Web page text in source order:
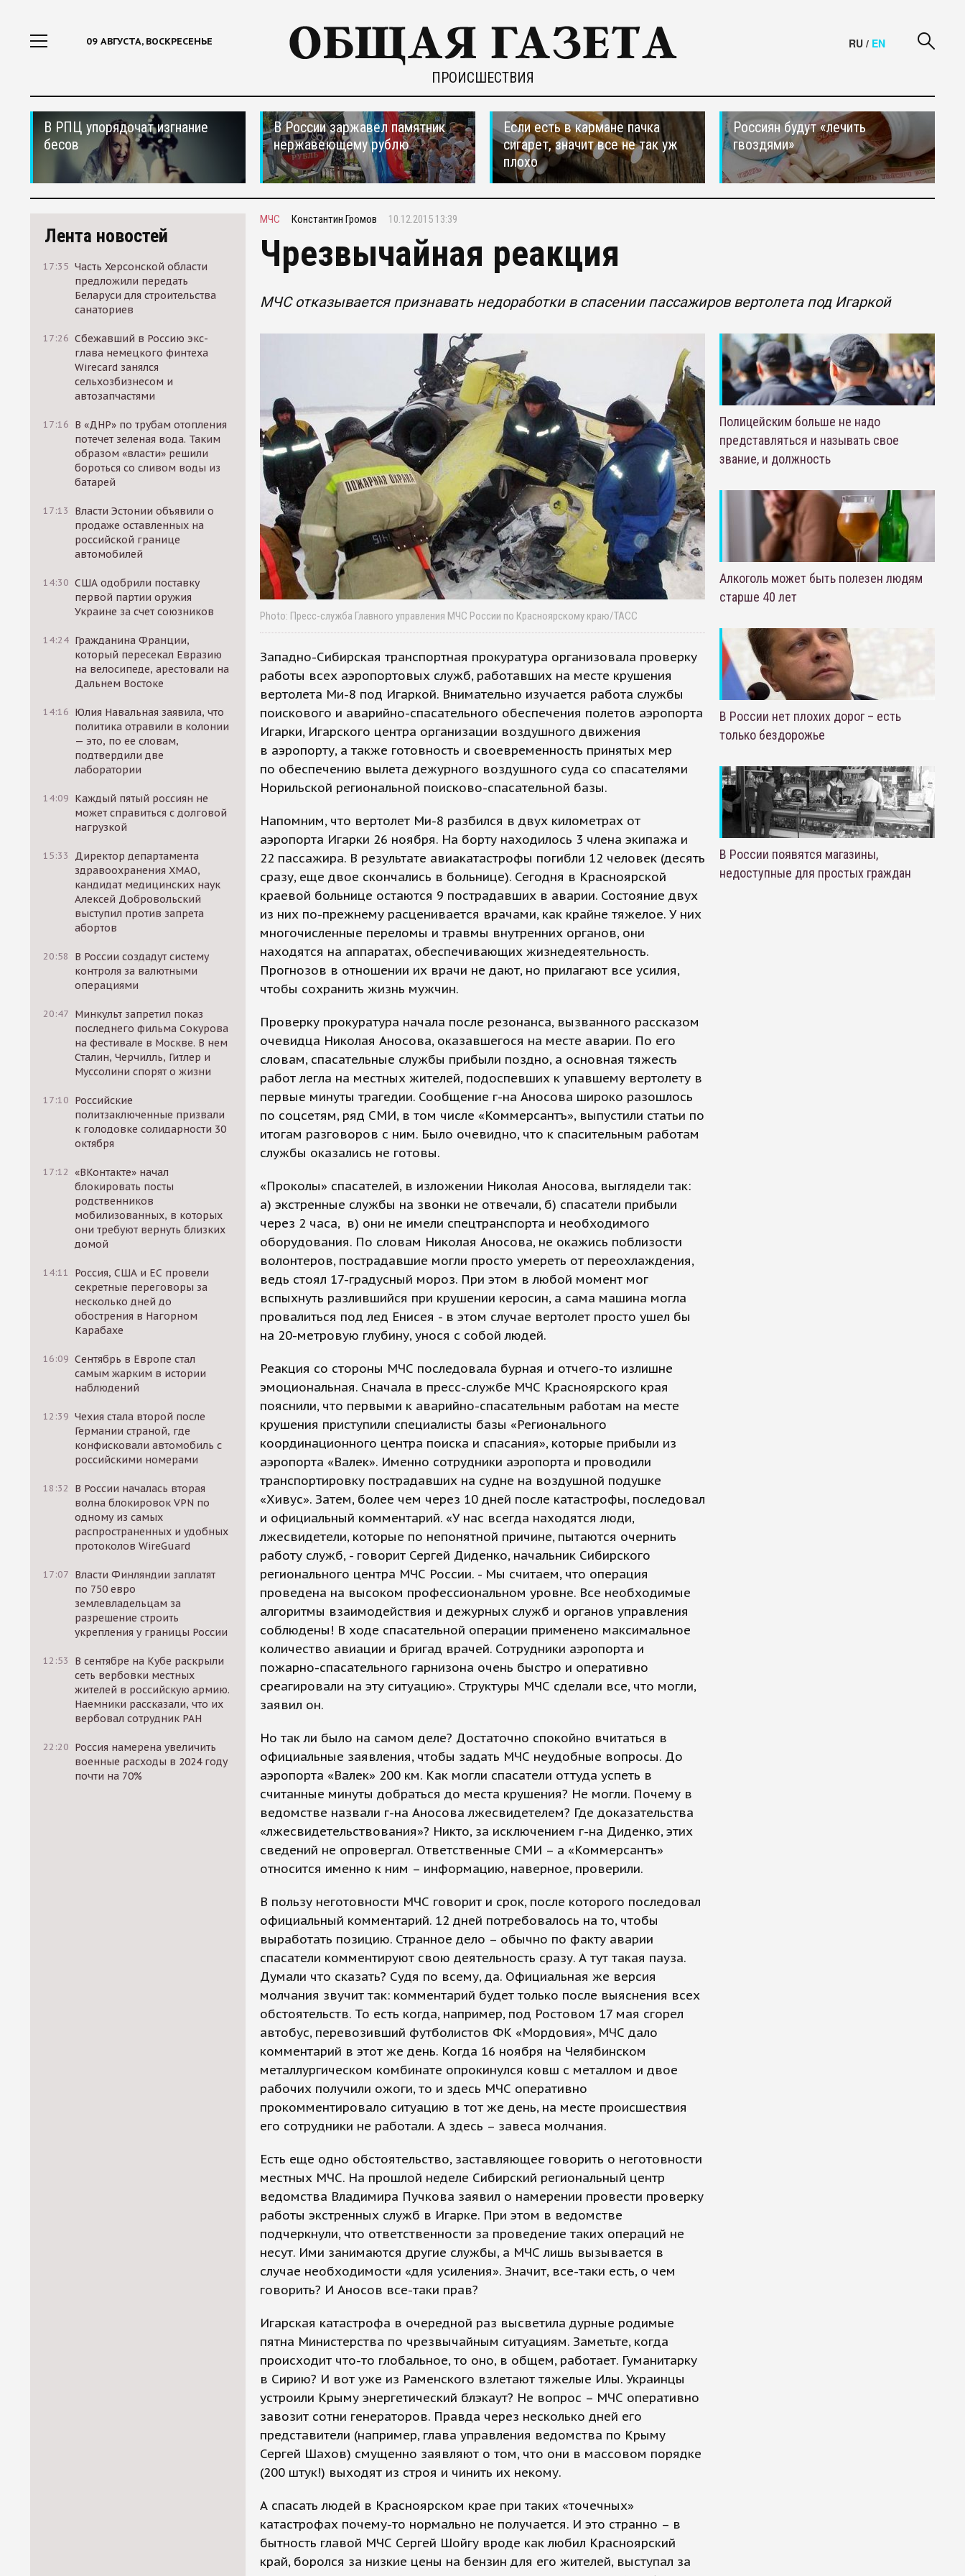
09 АВГУСТА, ВОСКРЕСЕНЬЕ
ПРОИСШЕСТВИЯ
RU / EN
В РПЦ упорядочат изгнание
бесов
В России заржавел памятник
нержавеющему рублю
Если есть в кармане пачка
сигарет, значит все не так уж
плохо
Россиян будут «лечить
гвоздями»
Лента новостей
17:35 Часть Херсонской области
предложили передать
Беларуси для строительства
санаториев
17:26 Сбежавший в Россию экс-
глава немецкого финтеха
Wirecard занялся
сельхозбизнесом и
автозапчастями
17:16 В «ДНР» по трубам отопления
потечет зеленая вода. Таким
образом «власти» решили
бороться со сливом воды из
батарей
17:13
Власти Эстонии объявили о
продаже оставленных на
российской границе
автомобилей
14:30 США одобрили поставку
первой партии оружия
Украине за счет союзников
14:24 Гражданина Франции,
который пересекал Евразию
на велосипеде, арестовали на
Дальнем Востоке
14:16 Юлия Навальная заявила, что
политика отравили в колонии
— это, по ее словам,
подтвердили две
лаборатории
14:09 Каждый пятый россиян не
может справиться с долговой
нагрузкой
15:33
Директор департамента
здравоохранения ХМАО,
кандидат медицинских наук
Алексей Добровольский
выступил против запрета
абортов
20:58
В России создадут систему
контроля за валютными
операциями
20:47 Минкульт запретил показ
последнего фильма Сокурова
на фестивале в Москве. В нем
Сталин, Черчилль, Гитлер и
Муссолини спорят о жизни
17:10 Российские
политзаключенные призвали
к голодовке солидарности 30
октября
17:12 «ВКонтакте» начал
блокировать посты
родственников
мобилизованных, в которых
они требуют вернуть близких
домой
14:11
Россия, США и ЕС провели
секретные переговоры за
несколько дней до
обострения в Нагорном
Карабахе
16:09 Сентябрь в Европе стал
самым жарким в истории
наблюдений
12:39 Чехия стала второй после
Германии страной, где
конфисковали автомобиль с
российскими номерами
18:32
В России началась вторая
волна блокировок VPN по
одному из самых
распространенных и удобных
протоколов WireGuard
17:07 Власти Финляндии заплатят
по 750 евро
землевладельцам за
разрешение строить
укрепления у границы России
12:53
В сентябре на Кубе раскрыли
сеть вербовки местных
жителей в российскую армию.
Наемники рассказали, что их
вербовал сотрудник РАН
22:20 Россия намерена увеличить
военные расходы в 2024 году
почти на 70%
МЧС Константин Громов 10.12.2015 13:39
Чрезвычайная реакция
МЧС отказывается признавать недоработки в спасении пассажиров вертолета под Игаркой
Photo: Пресс-служба Главного управления МЧС России по Красноярскому краю/ТАСС
Западно-Сибирская транспортная прокуратура организовала проверку
работы всех аэропортовых служб, работавших на месте крушения
вертолета Ми-8 под Игаркой. Внимательно изучается работа службы
поискового и аварийно-спасательного обеспечения полетов аэропорта
Игарки, Игарского центра организации воздушного движения
в аэропорту, а также готовность и своевременность принятых мер
по обеспечению вылета дежурного воздушного суда со спасателями
Норильской региональной поисково-спасательной базы.
Напомним, что вертолет Ми-8 разбился в двух километрах от
аэропорта Игарки 26 ноября. На борту находилось 3 члена экипажа и
22 пассажира. В результате авиакатастрофы погибли 12 человек (десять
сразу, еще двое скончались в больнице). Сегодня в Красноярской
краевой больнице остаются 9 пострадавших в аварии. Состояние двух
из них по-прежнему расценивается врачами, как крайне тяжелое. У них
многочисленные переломы и травмы внутренних органов, они
находятся на аппаратах, обеспечивающих жизнедеятельность.
Прогнозов в отношении их врачи не дают, но прилагают все усилия,
чтобы сохранить жизнь мужчин.
Проверку прокуратура начала после резонанса, вызванного рассказом
очевидца Николая Аносова, оказавшегося на месте аварии. По его
словам, спасательные службы прибыли поздно, а основная тяжесть
работ легла на местных жителей, подоспевших к упавшему вертолету в
первые минуты трагедии. Сообщение г-на Аносова широко разошлось
по соцсетям, ряд СМИ, в том числе «Коммерсантъ», выпустили статьи по
итогам разговоров с ним. Было очевидно, что к спасительным работам
службы оказались не готовы.
«Проколы» спасателей, в изложении Николая Аносова, выглядели так:
а) экстренные службы на звонки не отвечали, б) спасатели прибыли
через 2 часа, в) они не имели спецтранспорта и необходимого
оборудования. По словам Николая Аносова, не окажись поблизости
волонтеров, пострадавшие могли просто умереть от переохлаждения,
ведь стоял 17-градусный мороз. При этом в любой момент мог
вспыхнуть разлившийся при крушении керосин, а сама машина могла
провалиться под лед Енисея - в этом случае вертолет просто ушел бы
на 20-метровую глубину, унося с собой людей.
Реакция со стороны МЧС последовала бурная и отчего-то излишне
эмоциональная. Сначала в пресс-службе МЧС Красноярского края
пояснили, что первыми к аварийно-спасательным работам на месте
крушения приступили специалисты базы «Регионального
координационного центра поиска и спасания», которые прибыли из
аэропорта «Валек». Именно сотрудники аэропорта и проводили
транспортировку пострадавших на судне на воздушной подушке
«Хивус». Затем, более чем через 10 дней после катастрофы, последовал
и официальный комментарий. «У нас всегда находятся люди,
лжесвидетели, которые по непонятной причине, пытаются очернить
работу служб, - говорит Сергей Диденко, начальник Сибирского
регионального центра МЧС России. - Мы считаем, что операция
проведена на высоком профессиональном уровне. Все необходимые
алгоритмы взаимодействия и дежурных служб и органов управления
соблюдены! В ходе спасательной операции применено максимальное
количество авиации и бригад врачей. Сотрудники аэропорта и
пожарно-спасательного гарнизона очень быстро и оперативно
среагировали на эту ситуацию». Структуры МЧС сделали все, что могли,
заявил он.
Но так ли было на самом деле? Достаточно спокойно вчитаться в
официальные заявления, чтобы задать МЧС неудобные вопросы. До
аэропорта «Валек» 200 км. Как могли спасатели оттуда успеть в
считанные минуты добраться до места крушения? Не могли. Почему в
ведомстве назвали г-на Аносова лжесвидетелем? Где доказательства
«лжесвидетельствования»? Никто, за исключением г-на Диденко, этих
сведений не опровергал. Ответственные СМИ – а «Коммерсантъ»
относится именно к ним – информацию, наверное, проверили.
В пользу неготовности МЧС говорит и срок, после которого последовал
официальный комментарий. 12 дней потребовалось на то, чтобы
выработать позицию. Странное дело – обычно по факту аварии
спасатели комментируют свою деятельность сразу. А тут такая пауза.
Думали что сказать? Судя по всему, да. Официальная же версия
молчания звучит так: комментарий будет только после выяснения всех
обстоятельств. То есть когда, например, под Ростовом 17 мая сгорел
автобус, перевозивший футболистов ФК «Мордовия», МЧС дало
комментарий в этот же день. Когда 16 ноября на Челябинском
металлургическом комбинате опрокинулся ковш с металлом и двое
рабочих получили ожоги, то и здесь МЧС оперативно
прокомментировало ситуацию в тот же день, на месте происшествия
его сотрудники не работали. А здесь – завеса молчания.
Есть еще одно обстоятельство, заставляющее говорить о неготовности
местных МЧС. На прошлой неделе Сибирский региональный центр
ведомства Владимира Пучкова заявил о намерении провести проверку
работы экстренных служб в Игарке. При этом в ведомстве
подчеркнули, что ответственности за проведение таких операций не
несут. Ими занимаются другие службы, а МЧС лишь вызывается в
случае необходимости «для усиления». Значит, все-таки есть, о чем
говорить? И Аносов все-таки прав?
Игарская катастрофа в очередной раз высветила дурные родимые
пятна Министерства по чрезвычайным ситуациям. Заметьте, когда
происходит что-то глобальное, то оно, в общем, работает. Гуманитарку
в Сирию? И вот уже из Раменского взлетают тяжелые Илы. Украинцы
устроили Крыму энергетический блэкаут? Не вопрос – МЧС оперативно
завозит сотни генераторов. Правда через несколько дней его
представители (например, глава управления ведомства по Крыму
Сергей Шахов) смущенно заявляют о том, что они в массовом порядке
(200 штук!) выходят из строя и чинить их некому.
А спасать людей в Красноярском крае при таких «точечных»
катастрофах почему-то нормально не получается. И это странно – в
бытность главой МЧС Сергей Шойгу вроде как любил Красноярский
край, боролся за низкие цены на бензин для его жителей, выступал за
Полицейским больше не надо
представляться и называть свое
звание, и должность
Алкоголь может быть полезен людям
старше 40 лет
В России нет плохих дорог – есть
только бездорожье
В России появятся магазины,
недоступные для простых граждан